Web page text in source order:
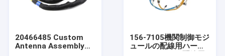
工場旅行
20466485 Custom
Antenna Assembly
156-7105機関制御モジ
ュールの配線用ハーネ